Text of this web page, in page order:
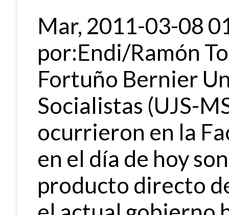
Mar, 2011-03-08
por:Endi/Ramón
Fortuño Bernier
Socialistas (UJS-
ocurrieron en la
en el día de hoy
producto directo